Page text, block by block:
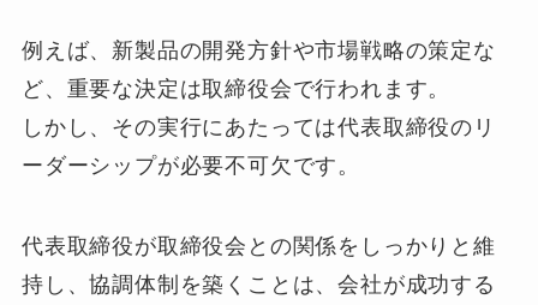
例えば、新製品の開発方針や市場戦略の策定な
ど、重要な決定は取締役会で行われます。
しかし、その実行にあたっては代表取締役のリ
ーダーシップが必要不可欠です。
代表取締役が取締役会との関係をしっかりと維
持し、協調体制を築くことは、会社が成功する